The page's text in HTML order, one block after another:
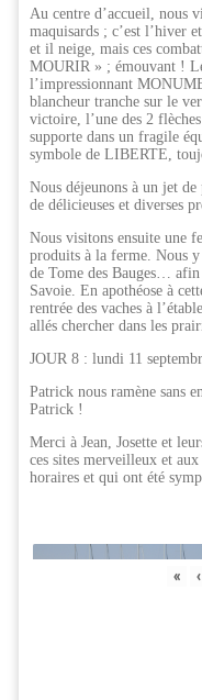
Au centre d’accueil, nous
maquisards ; c’est l’hiver
et il neige, mais ces
MOURIR » ; émouvant !
l’impressionnant
blancheur tranche sur le
victoire, l’une des 2
supporte dans un fragile
symbole de LIBERTE,
Nous déjeunons à un jet
de délicieuses et diverses
Nous visitons ensuite une
produits à la ferme. Nous
de Tome des Bauges… afin
Savoie. En apothéose à
rentrée des vaches à
allés chercher dans les
JOUR 8 : lundi 11
Patrick nous ramène sans
Patrick !
Merci à Jean, Josette et
ces sites merveilleux et
horaires et qui ont été
« ‹